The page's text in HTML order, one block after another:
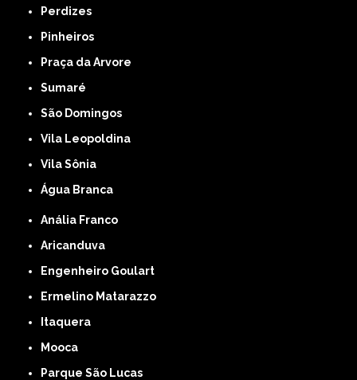
Perdizes
Pinheiros
Praça da Arvore
Sumaré
São Domingos
Vila Leopoldina
Vila Sônia
Água Branca
Anália Franco
Aricanduva
Engenheiro Goulart
Ermelino Matarazzo
Itaquera
Mooca
Parque São Lucas